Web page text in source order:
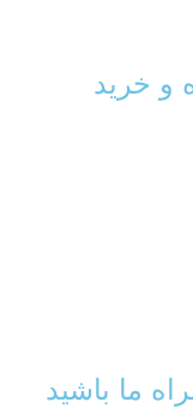
و خرید
ما باشید